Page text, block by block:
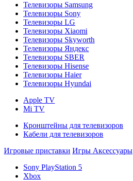
Телевизоры Samsung
Телевизоры Sony
Телевизоры LG
Телевизоры Xiaomi
Телевизоры Skyworth
Телевизоры Яндекс
Телевизоры SBER
Телевизоры Hisense
Телевизоры Haier
Телевизоры Hyundai
Apple TV
Mi TV
Кронштейны для телевизоров
Кабели для телевизоров
Игровые приставки Игры Аксессуары
Sony PlayStation 5
Xbox